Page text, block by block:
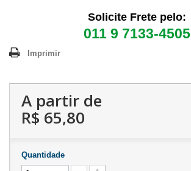
Solicite Frete pelo:
011 9 7133-4505
Imprimir
A partir de
R$ 65,80
Quantidade